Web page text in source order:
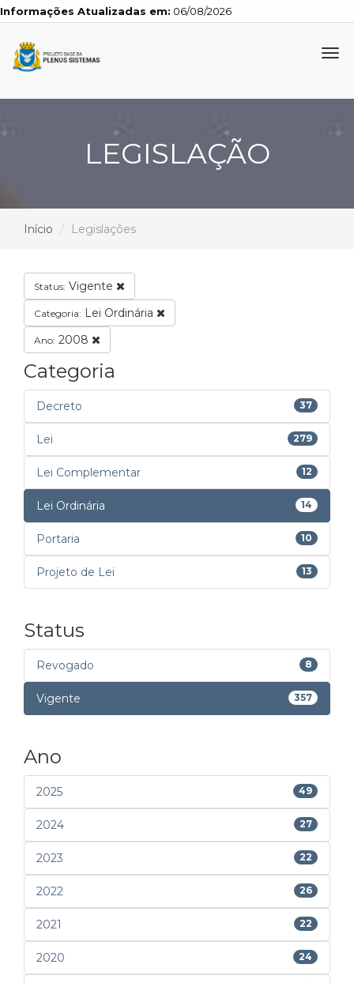
Atualizadas em: 06/08/2026
LEGISLAÇÃO
Início Legislações
Status: Vigente
Categoria: Lei Ordinária
Ano: 2008
Categoria
Decreto 37
Lei 279
Lei Complementar 12
Lei Ordinária 14
Portaria 10
Projeto de Lei 13
Status
Revogado 8
Vigente 357
Ano
2025 49
2024 27
2023 22
2022 26
2021 22
2020 24